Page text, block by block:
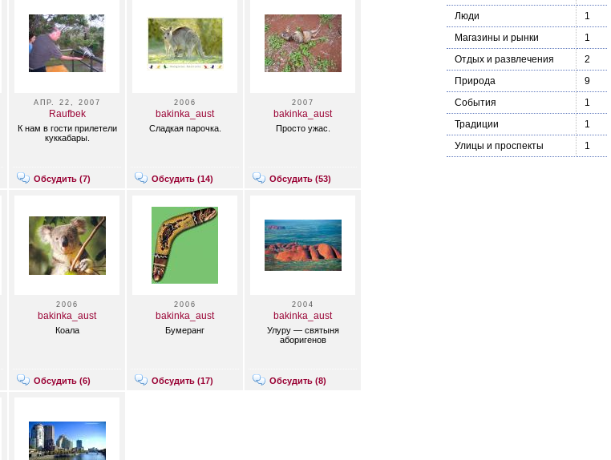
Люди
1
Магазины и рынки
1
Отдых и развлечения
2
Природа
9
События
1
Традиции
1
Улицы и проспекты
1
АПР. 22, 2007
Raufbek
К нам в гости прилетели
куккабары.
Обсудить (7)
2006
bakinka_aust
Сладкая парочка.
Обсудить (14)
2007
bakinka_aust
Просто ужас.
Обсудить (53)
2006
bakinka_aust
Коала
Обсудить (6)
2006
bakinka_aust
Бумеранг
Обсудить (17)
2004
bakinka_aust
Улуру — святыня
аборигенов
Обсудить (8)